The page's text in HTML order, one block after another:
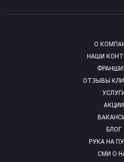
О
НАШИ
ОТЗЫВЫ
УСЛУГИ
АКЦИИ
БЛОГ
РУКА НА
СМИ О